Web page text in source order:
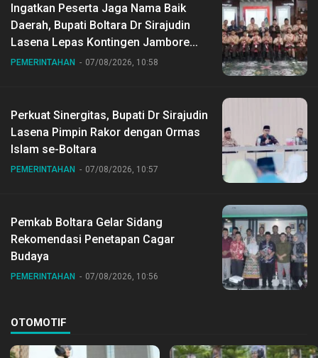
Ingatkan Peserta Jaga Nama Baik
Daerah, Bupati Boltara Dr Sirajudin
Lasena Lepas Kontingen Jambore
Nasional ke XII di Buperta Cibubur
PEMERINTAHAN 07/08/2026, 10:58
Perkuat Sinergitas, Bupati Dr Sirajudin
Lasena Pimpin Rakor dengan Ormas
Islam se-Boltara
PEMERINTAHAN 07/08/2026, 10:57
Pemkab Boltara Gelar Sidang
Rekomendasi Penetapan Cagar
Budaya
PEMERINTAHAN 07/08/2026, 10:56
OTOMOTIF